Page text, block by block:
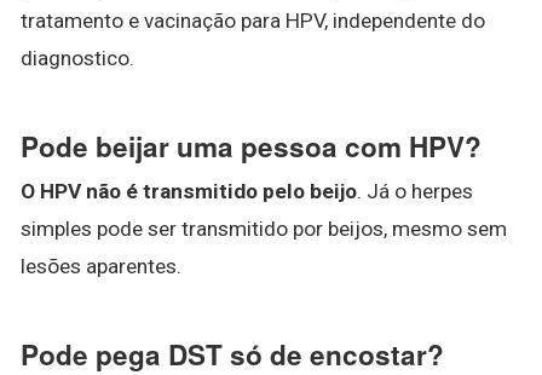
tratamento e vacinação para HPV, independente do
diagnostico.
Pode beijar uma pessoa com HPV?
O HPV não é transmitido pelo beijo. Já o herpes
simples pode ser transmitido por beijos, mesmo sem
lesões aparentes.
Pode pega DST só de encostar?